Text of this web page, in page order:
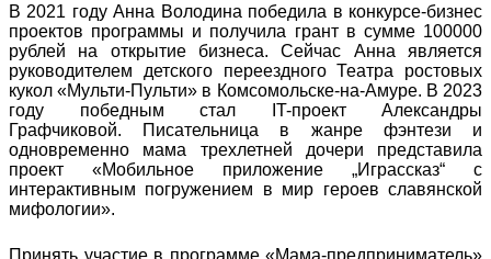
В 2021 году Анна Володина победила в конкурсе-бизнес
проектов программы и получила грант в сумме 100000
рублей на открытие бизнеса. Сейчас Анна является
руководителем детского переездного Театра ростовых
кукол «Мульти-Пульти» в Комсомольске-на-Амуре. В 2023
году победным стал IT-проект Александры
Графчиковой. Писательница в жанре фэнтези и
одновременно мама трехлетней дочери представила
проект «Мобильное приложение „Играссказ“ с
интерактивным погружением в мир героев славянской
мифологии».
Принять участие в программе «Мама-предприниматель»